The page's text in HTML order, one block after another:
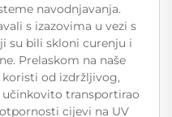
navodnjavanja.
s izazovima u vezi s
su bili skloni curenju i
Prelaskom na naše
od izdržljivog,
transportirao
cijevi na UV